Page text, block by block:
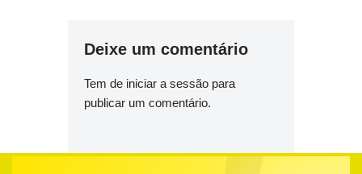
Deixe um comentário
Tem de iniciar a sessão para
publicar um comentário.